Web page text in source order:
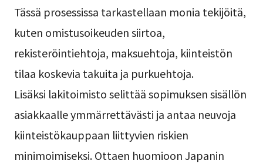
Tässä prosessissa tarkastellaan monia tekijöitä,
kuten omistusoikeuden siirtoa,
rekisteröintiehtoja, maksuehtoja, kiinteistön
tilaa koskevia takuita ja purkuehtoja.
Lisäksi lakitoimisto selittää sopimuksen sisällön
asiakkaalle ymmärrettävästi ja antaa neuvoja
kiinteistökauppaan liittyvien riskien
minimoimiseksi. Ottaen huomioon Japanin